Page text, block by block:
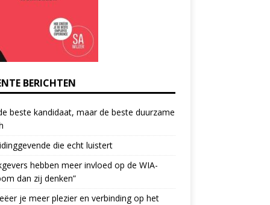
BERICHTEN
beste kandidaat, maar de beste duurzame
die echt luistert
hebben meer invloed op de WIA-
dan zij denken”
je meer plezier en verbinding op het